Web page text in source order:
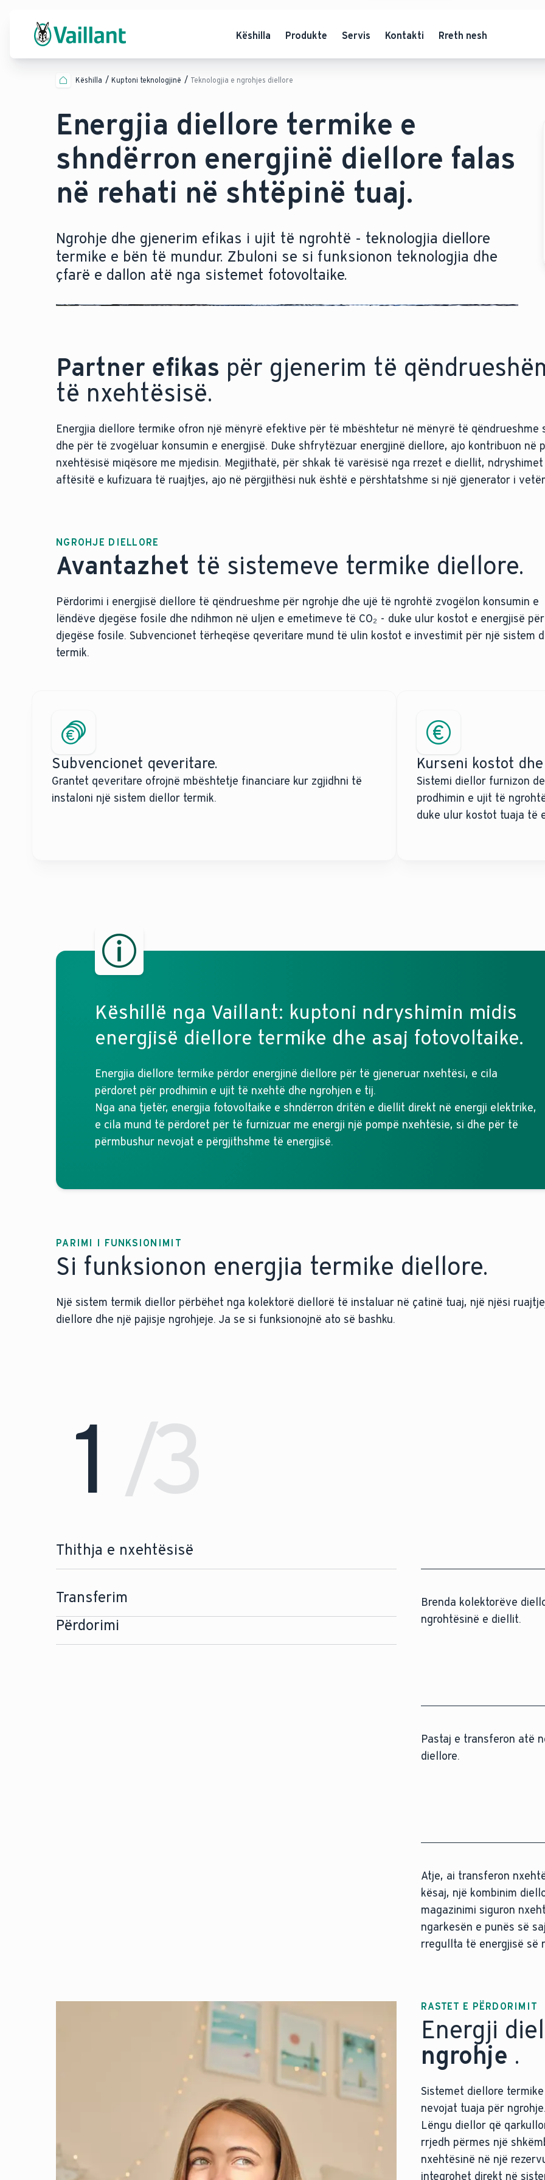
Këshilla Produkte Servis Kontakti Rreth nesh
Këshilla Kuptoni teknologjinë Teknologjia e ngrohjes diellore
Energjia diellore termike e
shndërron energjinë diellore falas
në rehati në shtëpinë tuaj.
Ngrohje dhe gjenerim efikas i ujit të ngrohtë - teknologjia diellore
termike e bën të mundur. Zbuloni se si funksionon teknologjia dhe
çfarë e dallon atë nga sistemet fotovoltaike.
Partner efikas për gjenerim të
të nxehtësisë.
Energjia diellore termike ofron një mënyrë efektive për të mbështetur në mënyrë të qëndrueshme
dhe për të zvogëluar konsumin e energjisë. Duke shfrytëzuar energjinë diellore, ajo kontribuon në
nxehtësisë miqësore me mjedisin. Megjithatë, për shkak të varësisë nga rrezet e diellit,
aftësitë e kufizuara të ruajtjes, ajo në përgjithësi nuk është e përshtatshme si një gjenerator i
NGROHJE DIELLORE
Avantazhet të sistemeve termike diellore.
Përdorimi i energjisë diellore të qëndrueshme për ngrohje dhe ujë të ngrohtë zvogëlon konsumin e
lëndëve djegëse fosile dhe ndihmon në uljen e emetimeve të CO₂ - duke ulur kostot e energjisë
djegëse fosile. Subvencionet tërheqëse qeveritare mund të ulin kostot e investimit për një sistem
termik.
Subvencionet qeveritare.
Grantet qeveritare ofrojnë mbështetje financiare kur zgjidhni të
instaloni një sistem diellor termik.
Kurseni kostot
Sistemi diellor furnizon
prodhimin e ujit të
duke ulur kostot tuaja të
Këshillë nga Vaillant: kuptoni ndryshimin midis
energjisë diellore termike dhe asaj fotovoltaike.
Energjia diellore termike përdor energjinë diellore për të gjeneruar nxehtësi, e cila
përdoret për prodhimin e ujit të nxehtë dhe ngrohjen e tij.
Nga ana tjetër, energjia fotovoltaike e shndërron dritën e diellit direkt në energji elektrike,
e cila mund të përdoret për të furnizuar me energji një pompë nxehtësie, si dhe për të
përmbushur nevojat e përgjithshme të energjisë.
PARIMI I FUNKSIONIMIT
Si funksionon energjia termike diellore.
Një sistem termik diellor përbëhet nga kolektorë diellorë të instaluar në çatinë tuaj, një njësi
diellore dhe një pajisje ngrohjeje. Ja se si funksionojnë ato së bashku.
1 /3
Thithja e nxehtësisë
Transferim
Përdorimi
Brenda kolektorëve
ngrohtësinë e diellit.
Pastaj e transferon atë
diellore.
Atje, ai transferon
kësaj, një kombinim
magazinimi siguron
ngarkesën e punës së
rregullta të energjisë së
RASTET E PËRDORIMIT
Energji
ngrohje .
Sistemet diellore
nevojat tuaja për
Lëngu diellor që
rrjedh përmes një
nxehtësinë në një
integrohet direkt në